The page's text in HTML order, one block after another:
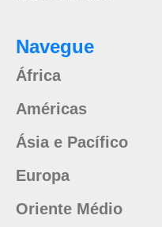
Navegue
África
Américas
Ásia e Pacífico
Europa
Oriente Médio